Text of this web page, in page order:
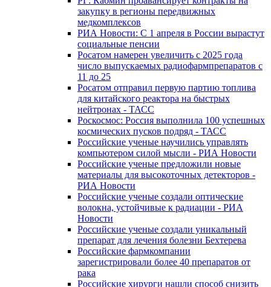
закупку в регионы передвижных
медкомплексов
РИА Новости: С 1 апреля в России вырастут
социальные пенсии
Росатом намерен увеличить с 2025 года
число выпускаемых радиофармпрепаратов с
11 до 25
Росатом отправил первую партию топлива
для китайского реактора на быстрых
нейтронах - ТАСС
Роскосмос: Россия выполнила 100 успешных
космических пусков подряд - ТАСС
Российские ученые научились управлять
компьютером силой мысли - РИА Новости
Российские ученые предложили новые
материалы для высокоточных детекторов -
РИА Новости
Российские ученые создали оптические
волокна, устойчивые к радиации - РИА
Новости
Российские ученые создали уникальный
препарат для лечения болезни Бехтерева
Российские фармкомпании
зарегистрировали более 40 препаратов от
рака
Российские хирурги нашли способ снизить